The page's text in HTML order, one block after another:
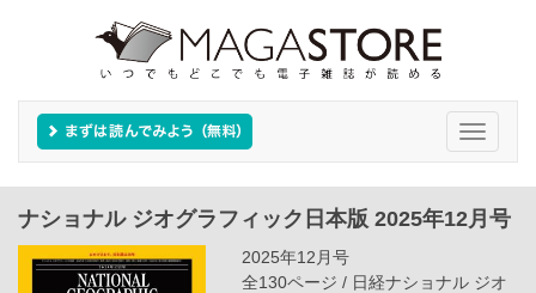
Toggle
ナショナル ジオグラフィック日本版 2025年12月号
2025年12月号
全130ページ / 日経ナショナル ジオ